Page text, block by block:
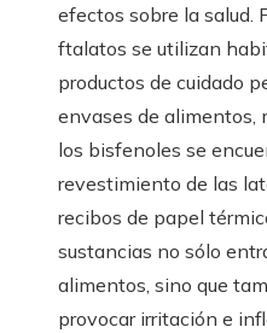
efectos sobre la salud.
ftalatos se utilizan
productos de cuidado
envases de alimentos,
los bisfenoles se
revestimiento de las
recibos de papel
sustancias no sólo
alimentos, sino que
provocar irritación e